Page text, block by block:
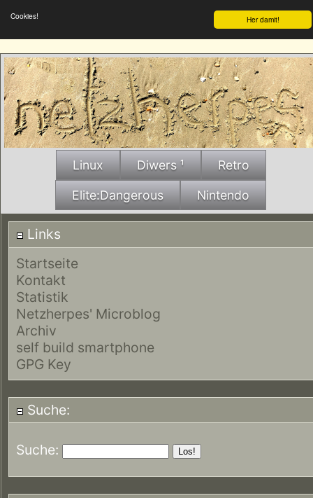
Her damit!
Cookies!
Linux Diwers ¹ Retro
Elite:Dangerous Nintendo
Links
Startseite
Kontakt
Statistik
Netzherpes' Microblog
Archiv
self build smartphone
GPG Key
Suche:
Suche: